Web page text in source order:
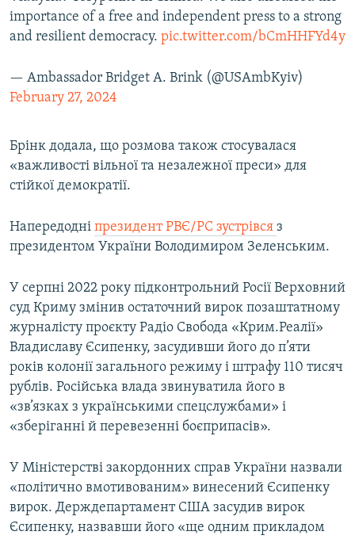
importance of a free and independent press to a strong
and resilient democracy. pic.twitter.com/bCmHHFYd4y
— Ambassador Bridget A. Brink (@USAmbKyiv)
February 27, 2024
Брінк додала, що розмова також стосувалася
«важливості вільної та незалежної преси» для
стійкої демократії.
Напередодні президент РВЄ/РС зустрівся з
президентом України Володимиром Зеленським.
У серпні 2022 року підконтрольний Росії Верховний
суд Криму змінив остаточний вирок позаштатному
журналісту проєкту Радіо Свобода «Крим.Реалії»
Владиславу Єсипенку, засудивши його до п’яти
років колонії загального режиму і штрафу 110 тисяч
рублів. Російська влада звинуватила його в
«зв’язках з українськими спецслужбами» і
«зберіганні й перевезенні боєприпасів».
У Міністерстві закордонних справ України назвали
«політично вмотивованим» винесений Єсипенку
вирок. Держдепартамент США засудив вирок
Єсипенку, назвавши його «ще одним прикладом